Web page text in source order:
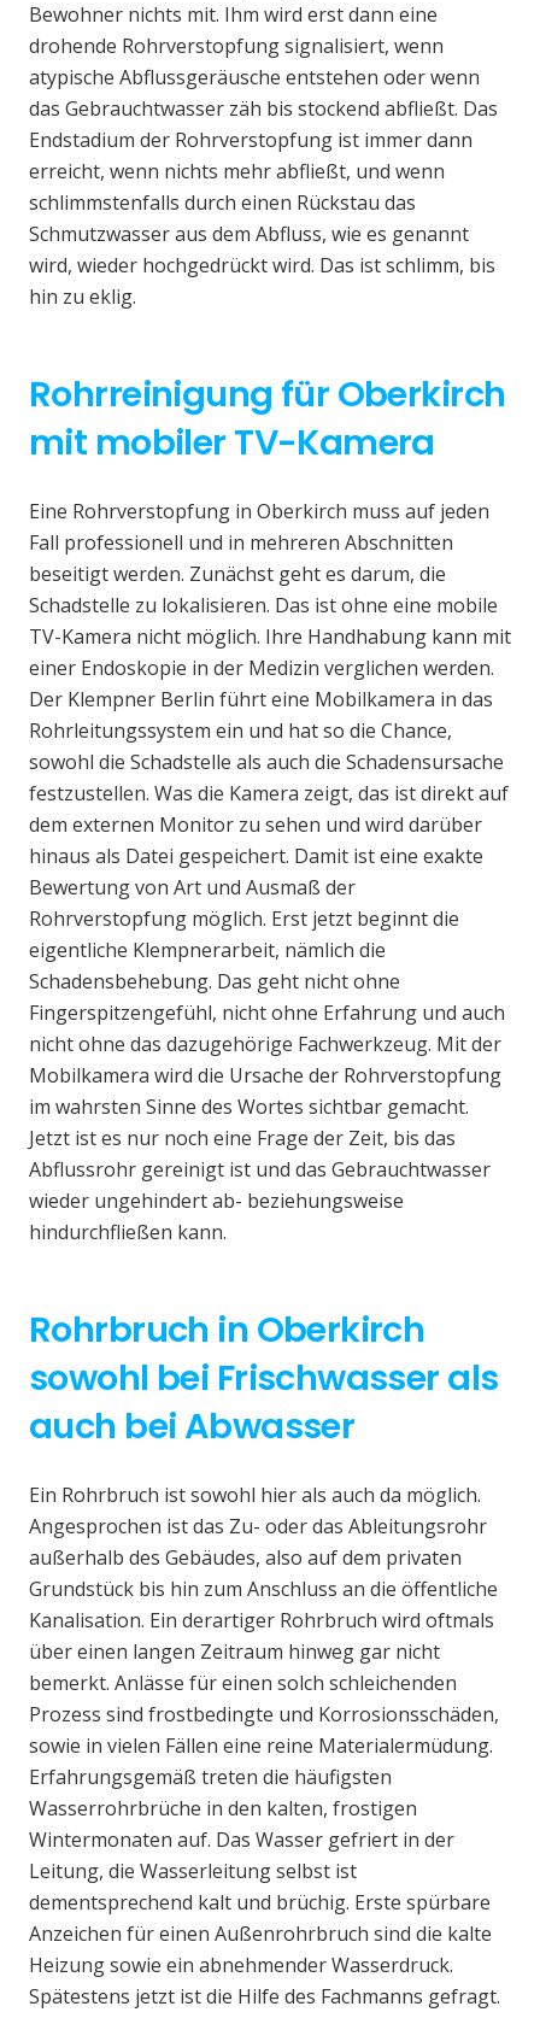
Bewohner nichts mit. Ihm wird erst dann eine
drohende Rohrverstopfung signalisiert, wenn
atypische Abflussgeräusche entstehen oder wenn
das Gebrauchtwasser zäh bis stockend abfließt. Das
Endstadium der Rohrverstopfung ist immer dann
erreicht, wenn nichts mehr abfließt, und wenn
schlimmstenfalls durch einen Rückstau das
Schmutzwasser aus dem Abfluss, wie es genannt
wird, wieder hochgedrückt wird. Das ist schlimm, bis
hin zu eklig.
Rohrreinigung für Oberkirch
mit mobiler TV-Kamera
Eine Rohrverstopfung in Oberkirch muss auf jeden
Fall professionell und in mehreren Abschnitten
beseitigt werden. Zunächst geht es darum, die
Schadstelle zu lokalisieren. Das ist ohne eine mobile
TV-Kamera nicht möglich. Ihre Handhabung kann mit
einer Endoskopie in der Medizin verglichen werden.
Der Klempner Berlin führt eine Mobilkamera in das
Rohrleitungssystem ein und hat so die Chance,
sowohl die Schadstelle als auch die Schadensursache
festzustellen. Was die Kamera zeigt, das ist direkt auf
dem externen Monitor zu sehen und wird darüber
hinaus als Datei gespeichert. Damit ist eine exakte
Bewertung von Art und Ausmaß der
Rohrverstopfung möglich. Erst jetzt beginnt die
eigentliche Klempnerarbeit, nämlich die
Schadensbehebung. Das geht nicht ohne
Fingerspitzengefühl, nicht ohne Erfahrung und auch
nicht ohne das dazugehörige Fachwerkzeug. Mit der
Mobilkamera wird die Ursache der Rohrverstopfung
im wahrsten Sinne des Wortes sichtbar gemacht.
Jetzt ist es nur noch eine Frage der Zeit, bis das
Abflussrohr gereinigt ist und das Gebrauchtwasser
wieder ungehindert ab- beziehungsweise
hindurchfließen kann.
Rohrbruch in Oberkirch
sowohl bei Frischwasser als
auch bei Abwasser
Ein Rohrbruch ist sowohl hier als auch da möglich.
Angesprochen ist das Zu- oder das Ableitungsrohr
außerhalb des Gebäudes, also auf dem privaten
Grundstück bis hin zum Anschluss an die öffentliche
Kanalisation. Ein derartiger Rohrbruch wird oftmals
über einen langen Zeitraum hinweg gar nicht
bemerkt. Anlässe für einen solch schleichenden
Prozess sind frostbedingte und Korrosionsschäden,
sowie in vielen Fällen eine reine Materialermüdung.
Erfahrungsgemäß treten die häufigsten
Wasserrohrbrüche in den kalten, frostigen
Wintermonaten auf. Das Wasser gefriert in der
Leitung, die Wasserleitung selbst ist
dementsprechend kalt und brüchig. Erste spürbare
Anzeichen für einen Außenrohrbruch sind die kalte
Heizung sowie ein abnehmender Wasserdruck.
Spätestens jetzt ist die Hilfe des Fachmanns gefragt.